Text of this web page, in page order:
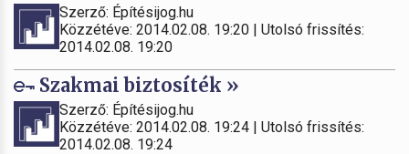
Szerző: Építésijog.hu
Közzétéve: 2014.02.08. 19:20 | Utolsó frissítés:
2014.02.08. 19:20
Szakmai biztosíték »
Szerző: Építésijog.hu
Közzétéve: 2014.02.08. 19:24 | Utolsó frissítés:
2014.02.08. 19:24